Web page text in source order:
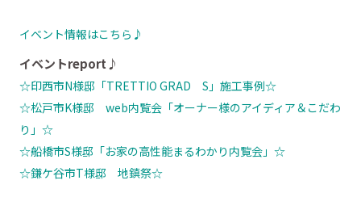
イベント情報はこちら♪
イベントreport♪
☆印西市N様邸「TRETTIO GRAD S」施工事例☆
☆松戸市K様邸 web内覧会「オーナー様のアイディア＆こだわ
り」☆
☆船橋市S様邸「お家の高性能まるわかり内覧会」☆
☆鎌ケ谷市T様邸 地鎮祭☆